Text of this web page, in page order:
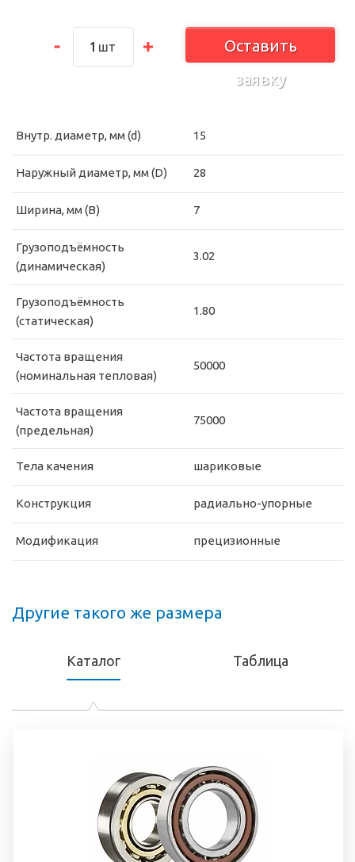
шт
Оставить
заявку
Внутр. диаметр, мм (d) 15
Наружный диаметр, мм (D) 28
Ширина, мм (B) 7
Грузоподъёмность
(динамическая)
3.02
Грузоподъёмность
(статическая)
1.80
Частота вращения
(номинальная тепловая)
50000
Частота вращения
(предельная)
75000
Тела качения шариковые
Конструкция радиально-упорные
Модификация прецизионные
Другие такого же размера
Каталог Таблица